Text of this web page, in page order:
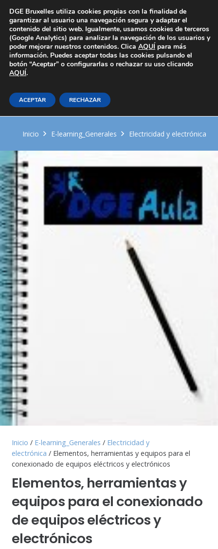
Área Privada
Elementos, herramientas y
equipos para el conexionado de
equipos eléctricos y electrónicos
Inicio E-learning_Generales Electricidad y electrónica
Inicio / E-learning_Generales / Electricidad y
electrónica / Elementos, herramientas y equipos para el
conexionado de equipos eléctricos y electrónicos
Elementos, herramientas y
equipos para el conexionado
de equipos eléctricos y
electrónicos
DGE Bruxelles utiliza cookies propias con la finalidad de
garantizar al usuario una navegación segura y adaptar el
contenido del sitio web. Igualmente, usamos cookies de terceros
(Google Analytics) para analizar la navegación de los usuarios y
poder mejorar nuestros contenidos. Clica AQUÍ para más
información. Puedes aceptar todas las cookies pulsando el
botón “Aceptar” o configurarlas o rechazar su uso clicando
AQUÍ.
ACEPTAR RECHAZAR